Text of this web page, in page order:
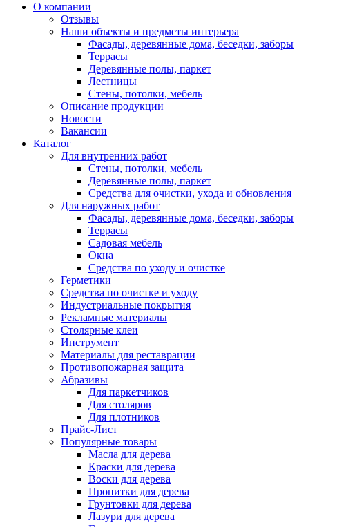
О компании
Отзывы
Наши объекты и предметы интерьера
Фасады, деревянные дома, беседки, заборы
Террасы
Деревянные полы, паркет
Лестницы
Стены, потолки, мебель
Описание продукции
Новости
Вакансии
Каталог
Для внутренних работ
Стены, потолки, мебель
Деревянные полы, паркет
Средства для очистки, ухода и обновления
Для наружных работ
Фасады, деревянные дома, беседки, заборы
Террасы
Садовая мебель
Окна
Средства по уходу и очистке
Герметики
Средства по очистке и уходу
Индустриальные покрытия
Рекламные материалы
Столярные клеи
Инструмент
Материалы для реставрации
Противопожарная защита
Абразивы
Для паркетчиков
Для столяров
Для плотников
Прайс-Лист
Популярные товары
Масла для дерева
Краски для дерева
Воски для дерева
Пропитки для дерева
Грунтовки для дерева
Лазури для дерева